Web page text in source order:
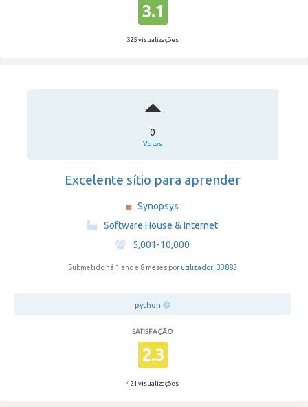
3.1
325 visualizações
0
Votos
Excelente sítio para aprender
Synopsys
Software House & Internet
·
5,001-10,000
Submetido há 1 ano e 8 meses por utilizador_33883
python
SATISFAÇÃO
2.3
421 visualizações